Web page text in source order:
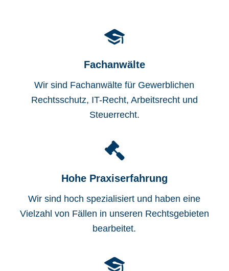
Fachanwälte
Wir sind Fachanwälte für Gewerblichen
Rechtsschutz, IT-Recht, Arbeitsrecht und
Steuerrecht.
Hohe Praxiserfahrung
Wir sind hoch spezialisiert und haben eine
Vielzahl von Fällen in unseren Rechtsgebieten
bearbeitet.